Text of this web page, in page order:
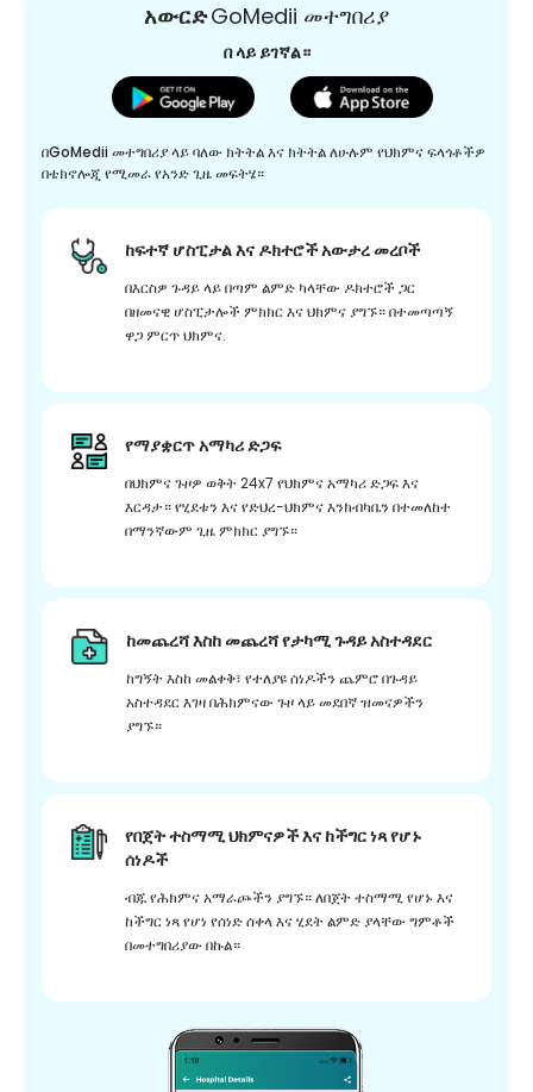
አውርድGoMedii መተግበሪያ
በ ላይ ይገኛል።
በGoMedii መተግበሪያ ላይ ባለው ክትትል እና ክትትል ለሁሉም የህክምና ፍላጎቶችዎ
በቴክኖሎጂ የሚመራ የአንድ ጊዜ መፍትሄ።
ከፍተኛ ሆስፒታል እና ዶክተሮች አውታረ መረቦች
በእርስዎ ጉዳይ ላይ በጣም ልምድ ካላቸው ዶክተሮች ጋር
በዘመናዊ ሆስፒታሎች ምክክር እና ህክምና ያግኙ። በተመጣጣኝ
ዋጋ ምርጥ ህክምና.
የማያቋርጥ አማካሪ ድጋፍ
በህክምና ጉዞዎ ወቅት 24x7 የህክምና አማካሪ ድጋፍ እና
እርዳታ። የሂደቱን እና የድህረ-ህክምና እንክብካቤን በተመለከተ
በማንኛውም ጊዜ ምክክር ያግኙ።
ከመጨረሻ እስከ መጨረሻ የታካሚ ጉዳይ አስተዳደር
ከግኝት እስከ መልቀቅ፣ የተለያዩ ሰነዶችን ጨምሮ በጉዳይ
አስተዳደር እገዛ በሕክምናው ጉዞ ላይ መደበኛ ዝመናዎችን
ያግኙ።
የበጀት ተስማሚ ህክምናዎች እና ከችግር ነጻ የሆኑ
ሰነዶች
ብጁ የሕክምና አማራጮችን ያግኙ። ለበጀት ተስማሚ የሆኑ እና
ከችግር ነጻ የሆነ የሰነድ ሰቀላ እና ሂደት ልምድ ያላቸው ግምቶች
በመተግበሪያው በኩል።